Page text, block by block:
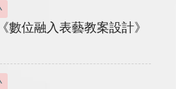
數位融入表藝教案設計》